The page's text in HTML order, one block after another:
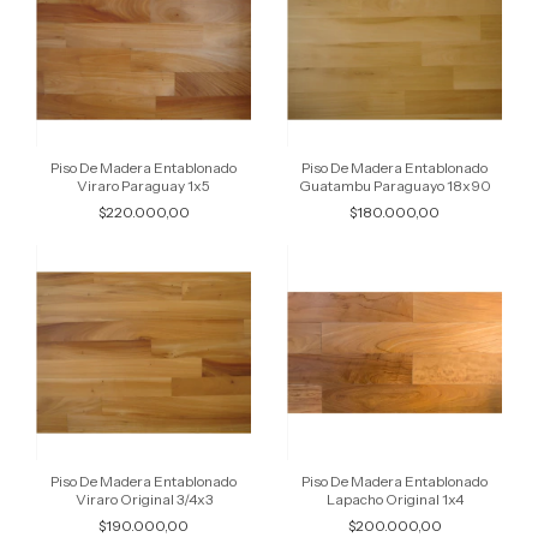
Piso De Madera Entablonado
Viraro Paraguay 1x5
$220.000,00
Piso De Madera Entablonado
Guatambu Paraguayo 18x90
$180.000,00
Piso De Madera Entablonado
Viraro Original 3/4x3
$190.000,00
Piso De Madera Entablonado
Lapacho Original 1x4
$200.000,00